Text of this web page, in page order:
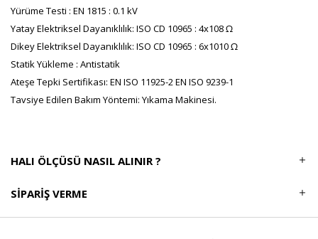
Yürüme Testi : EN 1815 : 0.1 kV
Yatay Elektriksel Dayanıklılık: ISO CD 10965 : 4x108 Ω
Dikey Elektriksel Dayanıklılık: ISO CD 10965 : 6x1010 Ω
Statik Yükleme : Antistatik
Ateşe Tepki Sertifikası: EN ISO 11925-2 EN ISO 9239-1
Tavsiye Edilen Bakım Yöntemi: Yıkama Makinesi.
HALI ÖLÇÜSÜ NASIL ALINIR ?
SIPARIŞ VERME